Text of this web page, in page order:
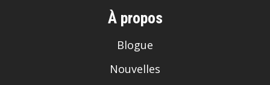
À propos
Blogue
Nouvelles